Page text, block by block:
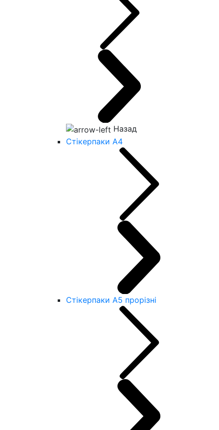
Назад
Стікерпаки А4
Стікерпаки А5 прорізні